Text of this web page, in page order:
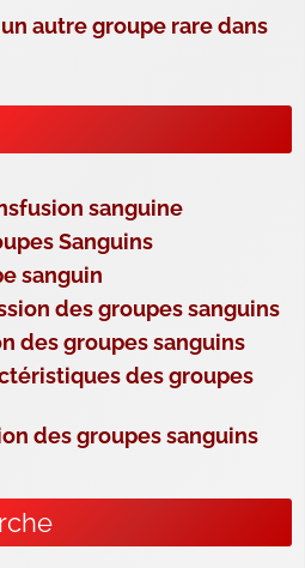
autre groupe rare dans
sanguine
Sanguins
sanguin
des groupes sanguins
des groupes sanguins
des groupes
des groupes sanguins